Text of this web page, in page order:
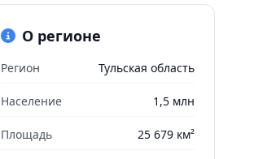
О регионе
Регион Тульская область
Население 1,5 млн
Площадь 25 679 км²